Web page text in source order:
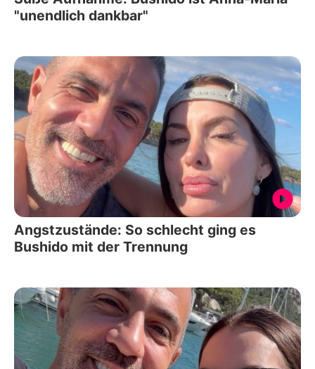
"unendlich dankbar"
Angstzustände: So schlecht ging es
Bushido mit der Trennung